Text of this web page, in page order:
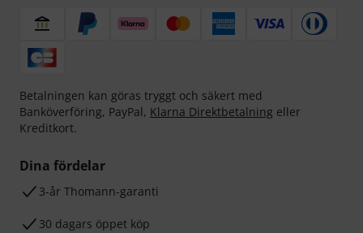
Betalningen kan göras tryggt och säkert med
Banköverföring, PayPal, Klarna Direktbetalning eller
Kreditkort.
Dina fördelar
3-år Thomann-garanti
30 dagars öppet köp